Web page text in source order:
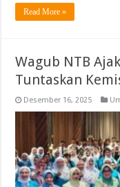
Read More »
Wagub NTB
Tuntaskan
Desember 16, 2025